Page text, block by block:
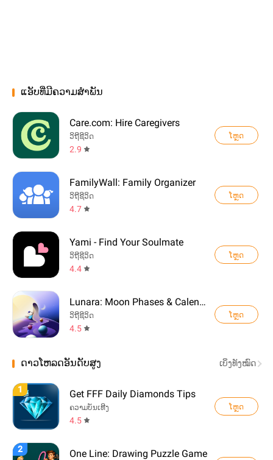
ແອັບທີ່ມີຄວາມສຳພັນ
Care.com: Hire Caregivers
ວິຖີຊີວິດ
2.9
ໂຫຼດ
FamilyWall: Family Organizer
ວິຖີຊີວິດ
4.7
ໂຫຼດ
Yami - Find Your Soulmate
ວິຖີຊີວິດ
4.4
ໂຫຼດ
Lunara: Moon Phases & Calendar
ວິຖີຊີວິດ
4.5
ໂຫຼດ
ດາວໂຫລດອັນດັບສູງ ເບິ່ງທັງໝົດ
1 Get FFF Daily Diamonds Tips
ຄວາມບັນເທີງ
4.5
ໂຫຼດ
2 One Line: Drawing Puzzle Game